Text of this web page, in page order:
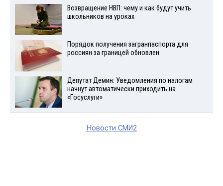
Возвращение НВП: чему и как будут учить
школьников на уроках
Порядок получения загранпаспорта для
россиян за границей обновлен
Депутат Демин: Уведомления по налогам
начнут автоматически приходить на
«Госуслуги»
Новости СМИ2